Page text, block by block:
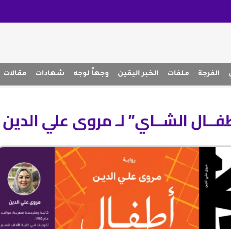
الفرجة ملفات الخبر اليقين وجهاً لوجه شهادات مقالات
الشــاي” لـ مروى علي الدين